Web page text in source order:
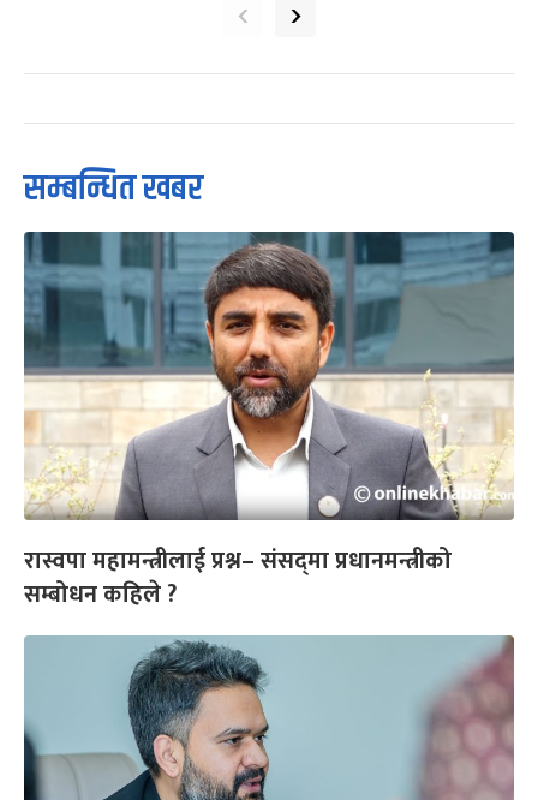
सम्बन्धित खबर
रास्वपा महामन्त्रीलाई प्रश्न– संसद्‌मा प्रधानमन्त्रीको
सम्बोधन कहिले ?